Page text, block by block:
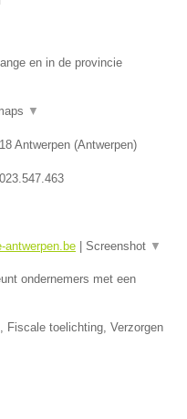
en in de provincie
▼
Antwerpen (Antwerpen)
antwerpen.be Screenshot ▼
ondernemers met een
Fiscale toelichting, Verzorgen